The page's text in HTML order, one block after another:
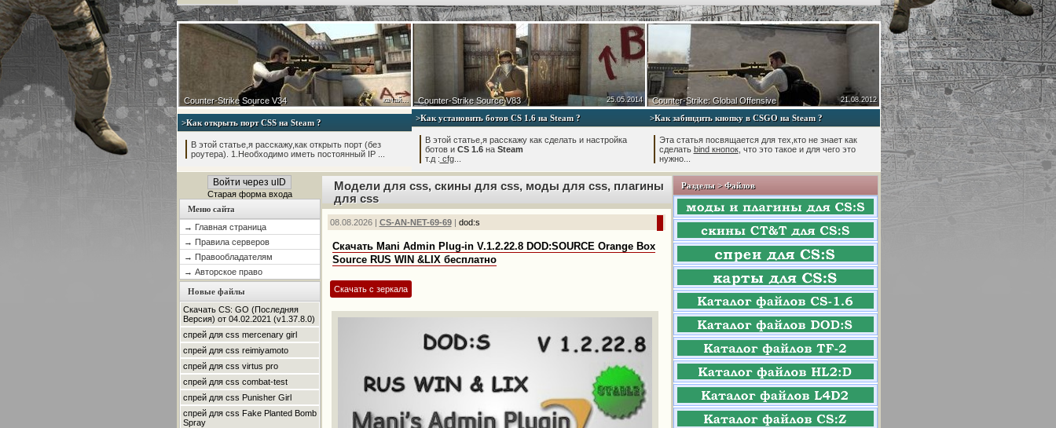
качай...
Counter-Strike Source V34 25.05.2014
Counter-Strike Source V83 21.08.2012
Counter-Strike: Global Offensive
>Как открыть порт CSS на Steam ?
В этой статье,я расскажу,как открыть порт (без
роутера). 1.Необходимо иметь постоянный IP ...
>Как установить ботов СS 1.6 на Steam ?
В этой статье,я расскажу как сделать и настройка
ботов и CS 1.6на Steam
т.д : cfg...
>Как забиндить кнопку в CSGO на Steam ?
Эта статья посвящается для тех,кто не знает как
сделать bind кнопок, что это такое и для чего это
нужно...
Войти через uID
Старая форма входа
Меню сайта
→ Главная страница
→ Правила серверов
→ Правообладателям
→ Авторское право
Новые файлы
Скачать CS: GO (Последняя
Версия) от 04.02.2021 (v1.37.8.0)
спрей для css mercenary girl
спрей для css reimiyamoto
спрей для css virtus pro
спрей для css combat-test
спрей для css Punisher Girl
спрей для css Fake Planted Bomb
Spray
Модели для css, скины для css, моды для css, плагины
для css
08.08.2026 | CS-AN-NET-69-69| dod:s
Скачать Mani Admin Plug-in V.1.2.22.8 DOD:SOURCE Orange Box
Source RUS WIN &LIX бесплатно
Скачать с зеркала
Разделы > Файлов